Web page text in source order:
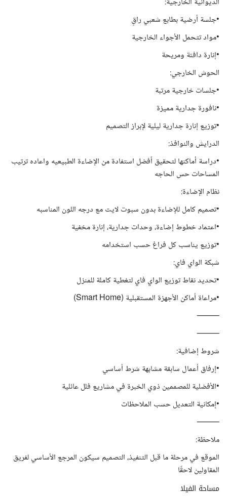
•جلسة أرضية بطابع شعبي راقٍ
•مواد تتحمل الأجواء الخارجية
•إنارة دافئة ومريحة
الحوش الخارجي:
•جلسات خارجية مرتبة
•نافورة جدارية مميزة
•توزيع إنارة جدارية ليلية لإبراز التصميم
الدرايش والنوافذ:
•دراسة أماكنها لتحقيق أفضل استفادة من الإضاءة الطبيعيه واعاده ترتيب
المساحات حس الحاجه
نظام الإضاءة:
•تصميم كامل للإضاءة بدون سبوت لايت مع درجه اللون المناسبه
•اعتماد خطوط إضاءة، وحدات جدارية، إنارة مخفية
•توزيع يناسب كل فراغ حسب استخدامه
شبكة الواي فاي:
•تحديد نقاط توزيع الواي فاي لتغطية كاملة للمنزل
•مراعاة أماكن الأجهزة المستقبلية (Smart Home)
⸻
⸻
شروط إضافية:
•إرفاق أعمال سابقة مشابهة شرط أساسي
•الأفضلية للمصممين ذوي الخبرة في مشاريع فلل عائلية
•إمكانية التعديل حسب الملاحظات
⸻
ملاحظة:
الموقع في مرحلة ما قبل التنفيذ، التصميم سيكون المرجع الأساسي لفريق
المقاولين لاحقًا
مساحة الفيلا